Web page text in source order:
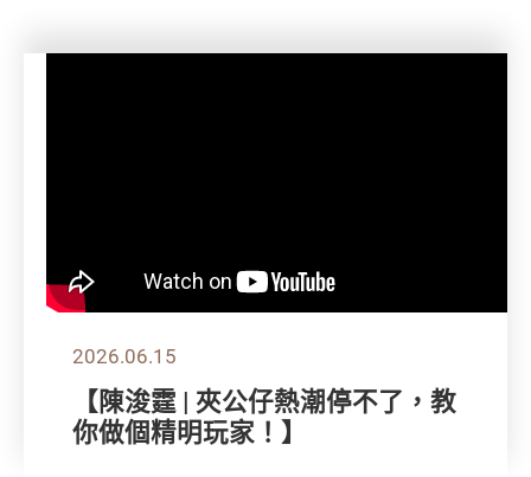
2026.06.15
【陳浚霆 | 夾公仔熱潮停不了，教
你做個精明玩家！】